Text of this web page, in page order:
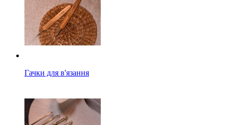
Гачки для в'язання